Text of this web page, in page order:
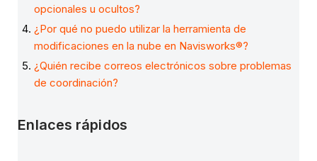
opcionales u ocultos?
¿Por qué no puedo utilizar la herramienta de
modificaciones en la nube en Navisworks®?
¿Quién recibe correos electrónicos sobre problemas
de coordinación?
Enlaces rápidos